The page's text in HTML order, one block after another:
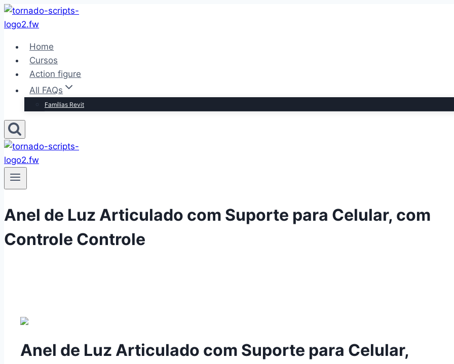
Pular
para
Conteúdo
Home
Cursos
Action figure
All FAQs
Famílias Revit
Anel de Luz Articulado com Suporte para Celular, com
Controle Controle
Anel de Luz Articulado com Suporte para Celular,